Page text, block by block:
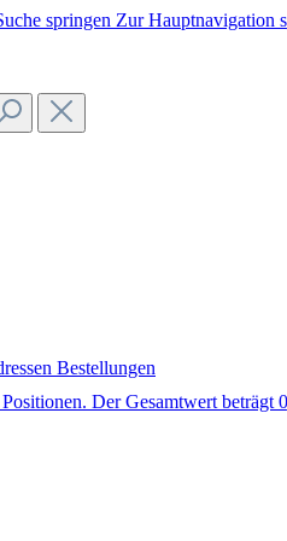
springen Zur Hauptnavigation
Bestellungen
Der Gesamtwert beträgt